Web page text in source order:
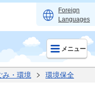
Foreign
Languages
メニュー
み・環境 環境保全